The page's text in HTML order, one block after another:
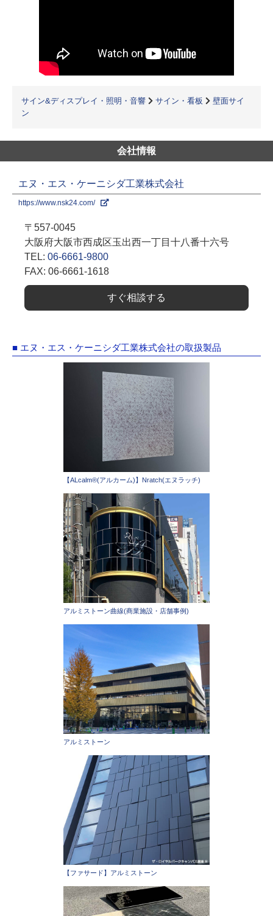
サイン&ディスプレイ・照明・音響 サイン・看板
壁面サイ
ン
会社情報
エヌ・エス・ケーニシダ工業株式会社
https://www.nsk24.com/
〒557-0045
大阪府大阪市西成区玉出西一丁目十八番十六号
TEL: 06-6661-9800
FAX: 06-6661-1618
すぐ相談する
■ エヌ・エス・ケーニシダ工業株式会社の取扱製品
【ALcalm®(アルカーム)】Nratch(エヌラッチ)
アルミストーン曲線(商業施設・店舗事例)
アルミストーン
【ファサード】アルミストーン